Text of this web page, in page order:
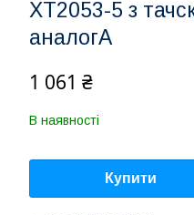
XT2053-5 з
аналогA
1 061 ₴
В наявності
Купити